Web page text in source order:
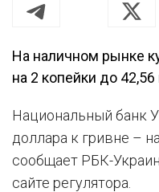
На наличном рынке
на 2 копейки до 42,56
Национальный банк
доллара к гривне –
сообщает РБК-
сайте регулятора.